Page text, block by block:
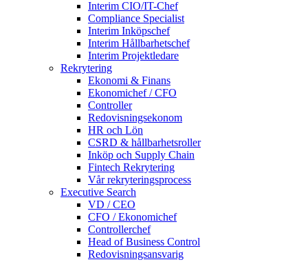
Interim CIO/IT-Chef
Compliance Specialist
Interim Inköpschef
Interim Hållbarhetschef
Interim Projektledare
Rekrytering
Ekonomi & Finans
Ekonomichef / CFO
Controller
Redovisningsekonom
HR och Lön
CSRD & hållbarhetsroller
Inköp och Supply Chain
Fintech Rekrytering
Vår rekryteringsprocess
Executive Search
VD / CEO
CFO / Ekonomichef
Controllerchef
Head of Business Control
Redovisningsansvarig